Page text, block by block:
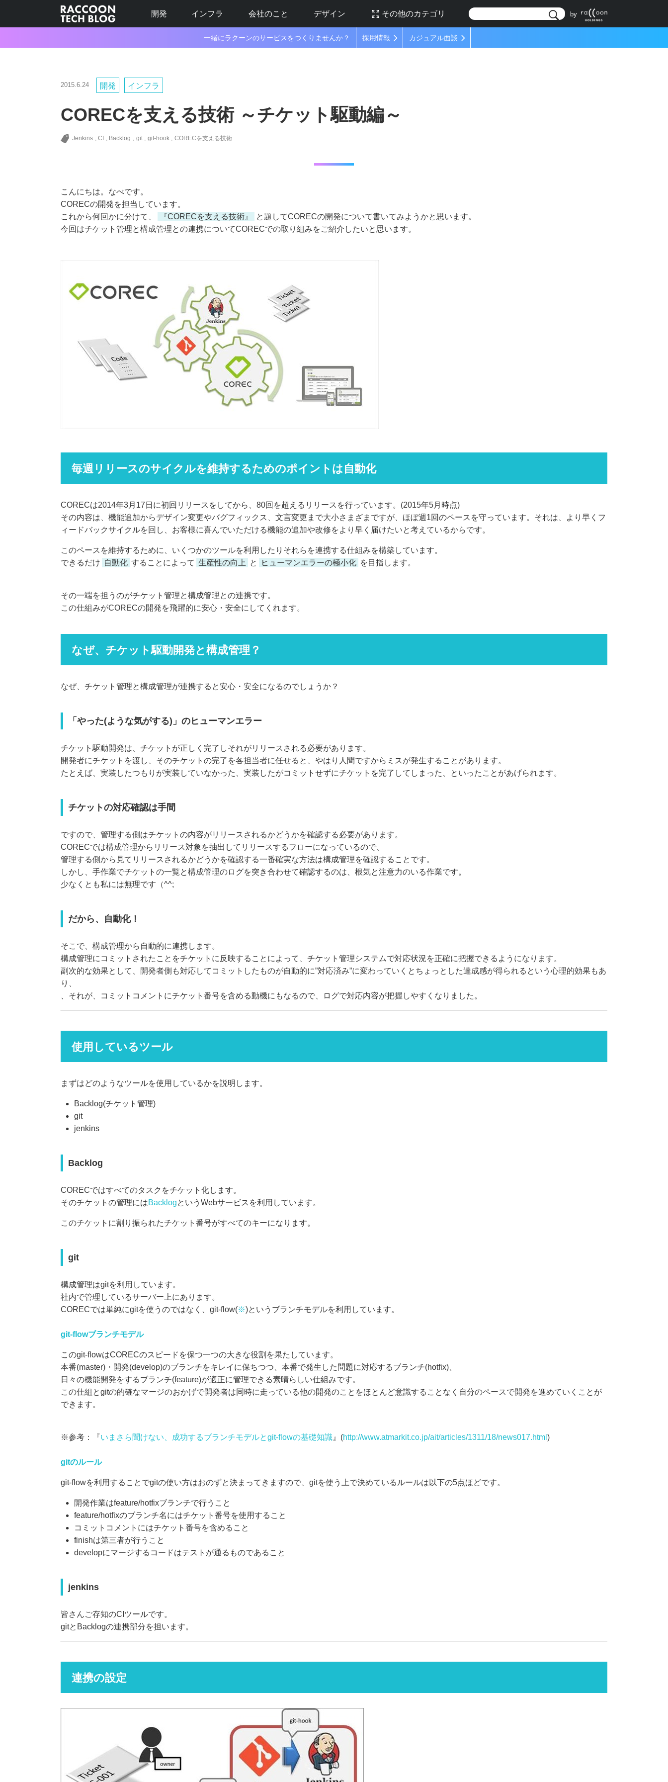
開発 インフラ 会社のこと デザイン その他のカテゴリ by
一緒にラクーンのサービスをつくりませんか？ 採用情報 カジュアル面談
2015.6.24 開発 インフラ
CORECを支える技術 ～チケット駆動編～
Jenkins CI Backlog git git-hook CORECを支える技術
こんにちは。なべです。
CORECの開発を担当しています。
これから何回かに分けて、
『CORECを支える技術』
と題してCORECの開発について書いてみようかと思います。
今回はチケット管理と構成管理との連携についてCORECでの取り組みをご紹介したいと思います。
毎週リリースのサイクルを維持するためのポイントは自動化
CORECは2014年3月17日に初回リリースをしてから、80回を超えるリリースを行っています。(2015年5月時点)
その内容は、機能追加からデザイン変更やバグフィックス、文言変更まで大小さまざまですが、ほぼ週1回のペースを守っています。それは、より早くフ
ィードバックサイクルを回し、お客様に喜んでいただける機能の追加や改修をより早く届けたいと考えているからです。
このペースを維持するために、いくつかのツールを利用したりそれらを連携する仕組みを構築しています。
できるだけ 自動化 することによって 生産性の向上 と ヒューマンエラーの極小化 を目指します。
その一端を担うのがチケット管理と構成管理との連携です。
この仕組みがCORECの開発を飛躍的に安心・安全にしてくれます。
なぜ、チケット駆動開発と構成管理？
なぜ、チケット管理と構成管理が連携すると安心・安全になるのでしょうか？
「やった(ような気がする)」のヒューマンエラー
チケット駆動開発は、チケットが正しく完了しそれがリリースされる必要があります。
開発者にチケットを渡し、そのチケットの完了を各担当者に任せると、やはり人間ですからミスが発生することがあります。
たとえば、実装したつもりが実装していなかった、実装したがコミットせずにチケットを完了してしまった、といったことがあげられます。
チケットの対応確認は手間
ですので、管理する側はチケットの内容がリリースされるかどうかを確認する必要があります。
CORECでは構成管理からリリース対象を抽出してリリースするフローになっているので、
管理する側から見てリリースされるかどうかを確認する一番確実な方法は構成管理を確認することです。
しかし、手作業でチケットの一覧と構成管理のログを突き合わせて確認するのは、根気と注意力のいる作業です。
少なくとも私には無理です（^^;
だから、自動化！
そこで、構成管理から自動的に連携します。
構成管理にコミットされたことをチケットに反映することによって、チケット管理システムで対応状況を正確に把握できるようになります。
副次的な効果として、開発者側も対応してコミットしたものが自動的に”対応済み”に変わっていくとちょっとした達成感が得られるという心理的効果もあ
り、
、それが、コミットコメントにチケット番号を含める動機にもなるので、ログで対応内容が把握しやすくなりました。
使用しているツール
まずはどのようなツールを使用しているかを説明します。
Backlog(チケット管理)
git
jenkins
Backlog
CORECではすべてのタスクをチケット化します。
そのチケットの管理にはBacklogというWebサービスを利用しています。
このチケットに割り振られたチケット番号がすべてのキーになります。
git
構成管理はgitを利用しています。
社内で管理しているサーバー上にあります。
CORECでは単純にgitを使うのではなく、git-flow(※)というブランチモデルを利用しています。
git-flowブランチモデル
このgit-flowはCORECのスピードを保つ一つの大きな役割を果たしています。
本番(master)・開発(develop)のブランチをキレイに保ちつつ、本番で発生した問題に対応するブランチ(hotfix)、
日々の機能開発をするブランチ(feature)が適正に管理できる素晴らしい仕組みです。
この仕組とgitの的確なマージのおかげで開発者は同時に走っている他の開発のことをほとんど意識することなく自分のペースで開発を進めていくことが
できます。
※参考：『いまさら聞けない、成功するブランチモデルとgit-flowの基礎知識 』(http://www.atmarkit.co.jp/ait/articles/1311/18/news017.html )
gitのルール
git-flowを利用することでgitの使い方はおのずと決まってきますので、gitを使う上で決めているルールは以下の5点ほどです。
開発作業はfeature/hotfixブランチで行うこと
feature/hotfixのブランチ名にはチケット番号を使用すること
コミットコメントにはチケット番号を含めること
finishは第三者が行うこと
developにマージするコードはテストが通るものであること
jenkins
皆さんご存知のCIツールです。
gitとBacklogの連携部分を担います。
連携の設定